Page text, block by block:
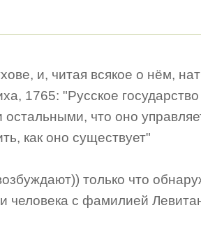
и, читая всякое о нём,
1765: "Русское государство
что оно
как оно существует"
только что
человека с фамилией